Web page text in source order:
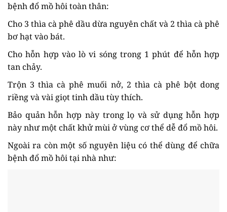
bệnh đổ mồ hôi toàn thân:
Cho 3 thìa cà phê dầu dừa nguyên chất và 2 thìa cà phê
bơ hạt vào bát.
Cho hỗn hợp vào lò vi sóng trong 1 phút để hỗn hợp
tan chảy.
Trộn 3 thìa cà phê muối nở, 2 thìa cà phê bột dong
riềng và vài giọt tinh dầu tùy thích.
Bảo quản hỗn hợp này trong lọ và sử dụng hỗn hợp
này như một chất khử mùi ở vùng cơ thể dễ đổ mồ hôi.
Ngoài ra còn một số nguyên liệu có thể dùng để chữa
bệnh đổ mồ hôi tại nhà như: